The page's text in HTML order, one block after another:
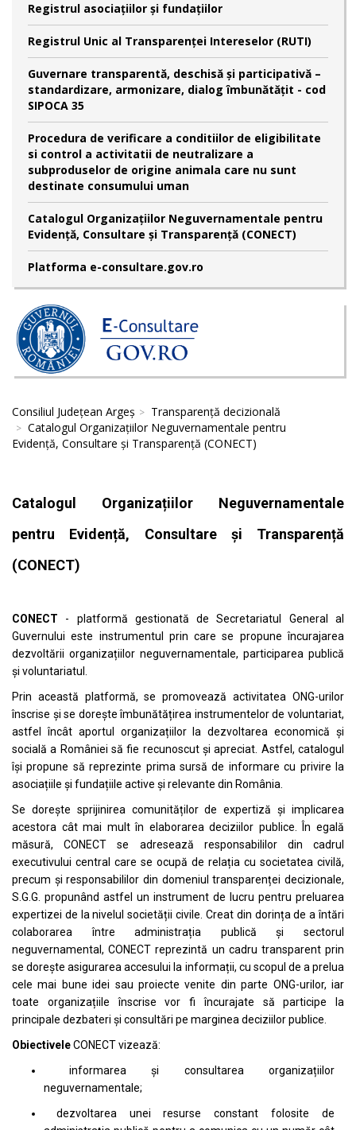
Registrul asociațiilor și fundațiilor
Registrul Unic al Transparenței Intereselor (RUTI)
Guvernare transparentă, deschisă și participativă –
standardizare, armonizare, dialog îmbunătățit - cod
SIPOCA 35
Procedura de verificare a conditiilor de eligibilitate
si control a activitatii de neutralizare a
subproduselor de origine animala care nu sunt
destinate consumului uman
Catalogul Organizațiilor Neguvernamentale pentru
Evidență, Consultare și Transparență (CONECT)
Platforma e-consultare.gov.ro
Consiliul Județean Argeș
Transparență decizională
Catalogul Organizațiilor Neguvernamentale pentru
Evidență, Consultare și Transparență (CONECT)
Catalogul Organizațiilor Neguvernamentale
pentru Evidență, Consultare și Transparență
(CONECT)
CONECT - platformă gestionată de Secretariatul General al
Guvernului este instrumentul prin care se propune încurajarea
dezvoltării organizațiilor neguvernamentale, participarea publică
și voluntariatul.
Prin această platformă, se promovează activitatea ONG-urilor
înscrise și se dorește îmbunătățirea instrumentelor de voluntariat,
astfel încât aportul organizațiilor la dezvoltarea economică și
socială a României să fie recunoscut și apreciat. Astfel, catalogul
își propune să reprezinte prima sursă de informare cu privire la
asociațiile și fundațiile active și relevante din România.
Se dorește sprijinirea comunităților de expertiză și implicarea
acestora cât mai mult în elaborarea deciziilor publice. În egală
măsură, CONECT se adresează responsabililor din cadrul
executivului central care se ocupă de relația cu societatea civilă,
precum și responsabililor din domeniul transparenței decizionale,
S.G.G. propunând astfel un instrument de lucru pentru preluarea
expertizei de la nivelul societății civile. Creat din dorința de a întări
colaborarea între administrația publică și sectorul
neguvernamental, CONECT reprezintă un cadru transparent prin
se dorește asigurarea accesului la informații, cu scopul de a prelua
cele mai bune idei sau proiecte venite din parte ONG-urilor, iar
toate organizațiile înscrise vor fi încurajate să participe la
principale dezbateri și consultări pe marginea deciziilor publice.
ObiectiveleCONECT vizează:
informarea și consultarea organizațiilor
neguvernamentale;
dezvoltarea unei resurse constant folosite de